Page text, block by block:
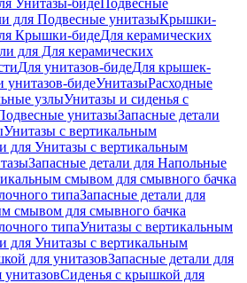
Унитазы-бидеПодвесные
для Подвесные унитазыКрышки-
Крышки-бидеДля керамических
для Для керамических
Для унитазов-бидеДля крышек-
бидеУнитазыРасходные
узлыУнитазы и сиденья с
унитазыЗапасные детали
Унитазы с вертикальным
для Унитазы с вертикальным
Запасные детали для Напольные
смывом для смывного бачка
типаЗапасные детали для
смывом для смывного бачка
типаУнитазы с вертикальным
для Унитазы с вертикальным
для унитазовЗапасные детали для
Сиденья с крышкой для